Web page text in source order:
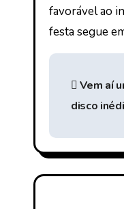
favorável ao
festa segue
N
e
g
Vem aí
disco